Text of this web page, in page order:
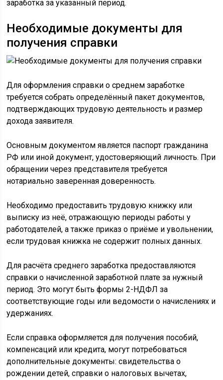
заработка за указанный период.
Необходимые документы для
получения справки
Для оформления справки о среднем заработке
требуется собрать определённый пакет документов,
подтверждающих трудовую деятельность и размер
дохода заявителя.
Основным документом является паспорт гражданина
РФ или иной документ, удостоверяющий личность. При
обращении через представителя требуется
нотариально заверенная доверенность.
Необходимо предоставить трудовую книжку или
выписку из неё, отражающую периоды работы у
работодателей, а также приказ о приёме и увольнении,
если трудовая книжка не содержит полных данных.
Для расчёта среднего заработка предоставляются
справки о начисленной заработной плате за нужный
период. Это могут быть формы 2-НДФЛ за
соответствующие годы или ведомости о начислениях и
удержаниях.
Если справка оформляется для получения пособий,
компенсаций или кредита, могут потребоваться
дополнительные документы: свидетельства о
рождении детей, справки о налоговых вычетах,